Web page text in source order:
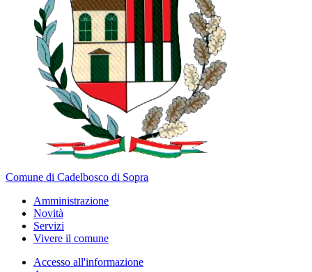
Comune di Cadelbosco di Sopra
Amministrazione
Novità
Servizi
Vivere il comune
Accesso all'informazione